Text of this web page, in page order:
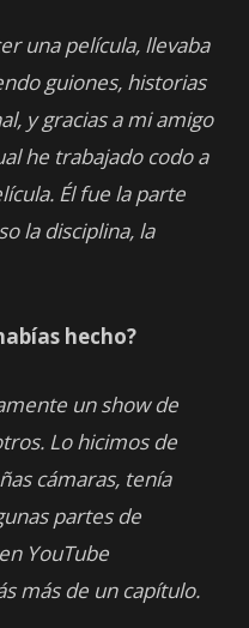
una película, llevaba
guiones, historias
y gracias a mi amigo
he trabajado codo a
Él fue la parte
la disciplina, la
hecho?
un show de
Lo hicimos de
cámaras, tenía
partes de
YouTube
más de un capítulo.